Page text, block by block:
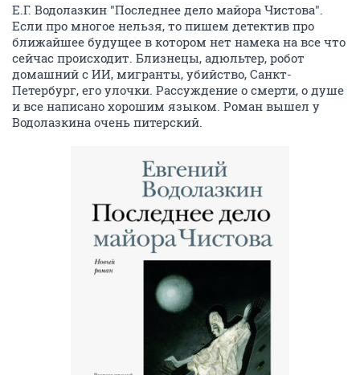
Е.Г. Водолазкин "Последнее дело майора Чистова".
Если про многое нельзя, то пишем детектив про
ближайшее будущее в котором нет намека на все что
сейчас происходит. Близнецы, адюльтер, робот
домашний с ИИ, мигранты, убийство, Санкт-
Петербург, его улочки. Рассуждение о смерти, о душе
и все написано хорошим языком. Роман вышел у
Водолазкина очень питерский.